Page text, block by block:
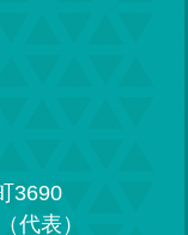
3690
代表）